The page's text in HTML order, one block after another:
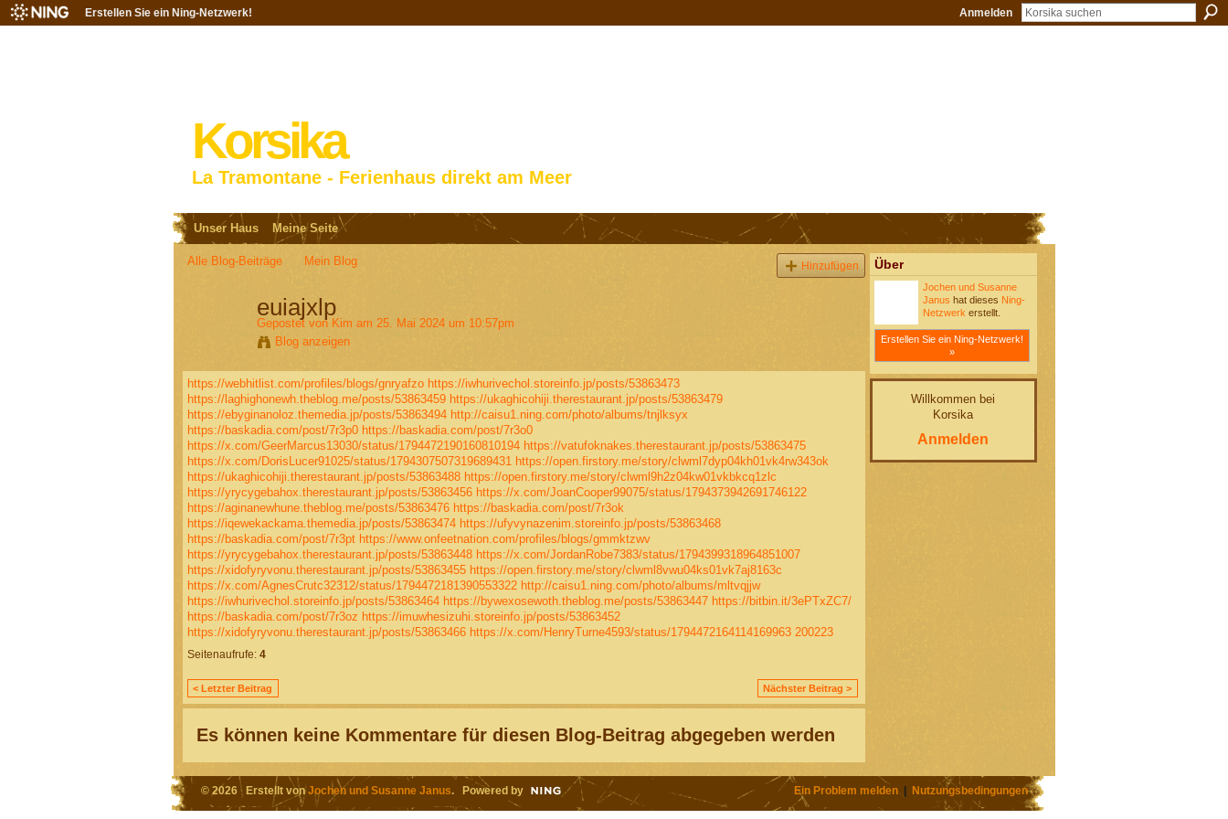
Erstellen Sie ein Ning-Netzwerk! Anmelden
Korsika
La Tramontane - Ferienhaus direkt am Meer
Unser Haus Meine Seite
Alle Blog-Beiträge Mein Blog Hinzufügen
euiajxlp
Gepostet von Kim am 25. Mai 2024 um 10:57pm
Blog anzeigen
https://webhitlist.com/profiles/blogs/gnryafzo https://iwhurivechol.storeinfo.jp/posts/53863473
https://laghighonewh.theblog.me/posts/53863459 https://ukaghicohiji.therestaurant.jp/posts/53863479
https://ebyginanoloz.themedia.jp/posts/53863494 http://caisu1.ning.com/photo/albums/tnjlksyx
https://baskadia.com/post/7r3p0 https://baskadia.com/post/7r3o0
https://x.com/GeerMarcus13030/status/1794472190160810194 https://vatufoknakes.therestaurant.jp/posts/53863475
https://x.com/DorisLucer91025/status/1794307507319689431 https://open.firstory.me/story/clwml7dyp04kh01vk4rw343ok
https://ukaghicohiji.therestaurant.jp/posts/53863488 https://open.firstory.me/story/clwml9h2z04kw01vkbkcq1zlc
https://yrycygebahox.therestaurant.jp/posts/53863456 https://x.com/JoanCooper99075/status/1794373942691746122
https://aginanewhune.theblog.me/posts/53863476 https://baskadia.com/post/7r3ok
https://iqewekackama.themedia.jp/posts/53863474 https://ufyvynazenim.storeinfo.jp/posts/53863468
https://baskadia.com/post/7r3pt https://www.onfeetnation.com/profiles/blogs/gmmktzwv
https://yrycygebahox.therestaurant.jp/posts/53863448 https://x.com/JordanRobe7383/status/1794399318964851007
https://xidofyryvonu.therestaurant.jp/posts/53863455 https://open.firstory.me/story/clwml8vwu04ks01vk7aj8163c
https://x.com/AgnesCrutc32312/status/1794472181390553322 http://caisu1.ning.com/photo/albums/mltvqjjw
https://iwhurivechol.storeinfo.jp/posts/53863464 https://bywexosewoth.theblog.me/posts/53863447 https://bitbin.it/3ePTxZC7/
https://baskadia.com/post/7r3oz https://imuwhesizuhi.storeinfo.jp/posts/53863452
https://xidofyryvonu.therestaurant.jp/posts/53863466 https://x.com/HenryTurne4593/status/1794472164114169963 200223
Seitenaufrufe: 4
< Letzter Beitrag Nächster Beitrag >
Es können keine Kommentare für diesen Blog-Beitrag abgegeben werden
Über
Jochen und Susanne
Janus hat dieses Ning-
Netzwerk erstellt.
Erstellen Sie ein Ning-Netzwerk!
»
Willkommen bei
Korsika
Anmelden
© 2026 Erstellt vonJochen und Susanne Janus. Powered by Ein Problem melden| Nutzungsbedingungen